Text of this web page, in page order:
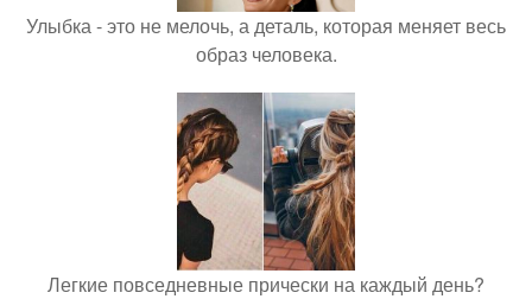
Улыбка - это не мелочь, а деталь, которая меняет весь
образ человека.
Легкие повседневные прически на каждый день?